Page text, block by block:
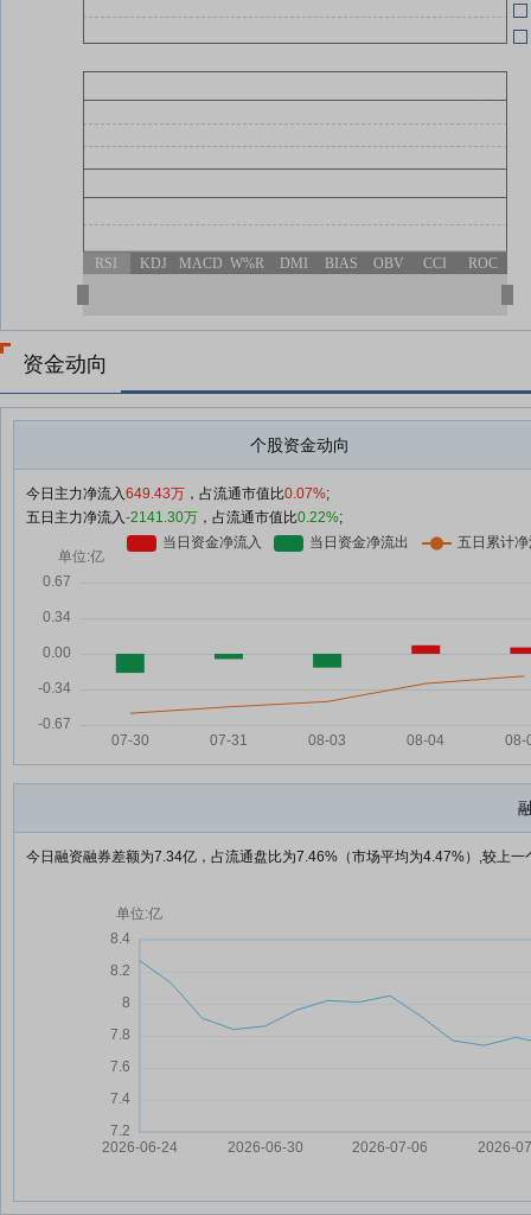
RSI KDJ MACD W%R DMI BIAS OBV CCI ROC
资金动向
个股资金动向
今日主力净流入649.43万 ，占流通市值比0.07%;
五日主力净流入-2141.30万 ，占流通市值比0.22%;
今日融资融券差额为7.34亿，占流通盘比为7.46%（市场平均为4.47%）,较上一